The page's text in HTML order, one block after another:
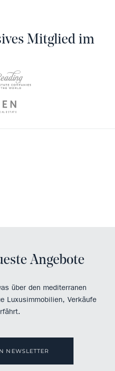
Mitglied im
Angebote
über den mediterranen
Luxusimmobilien, Verkäufe
NEWSLETTER